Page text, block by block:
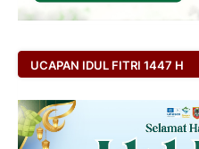
UCAPAN IDUL FITRI 1447 H